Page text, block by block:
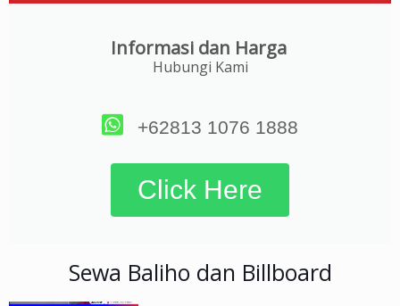
Informasi dan Harga
Hubungi Kami
+62813 1076 1888
Click Here
Sewa Baliho dan Billboard